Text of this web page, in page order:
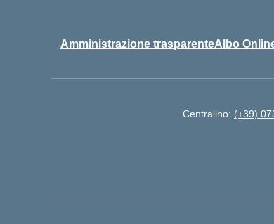
Amministrazione trasparenteAlbo
Centralino: (+39)